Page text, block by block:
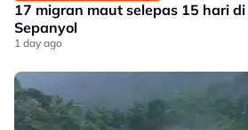
17 migran maut selepas 15 hari
Sepanyol
1 day ago